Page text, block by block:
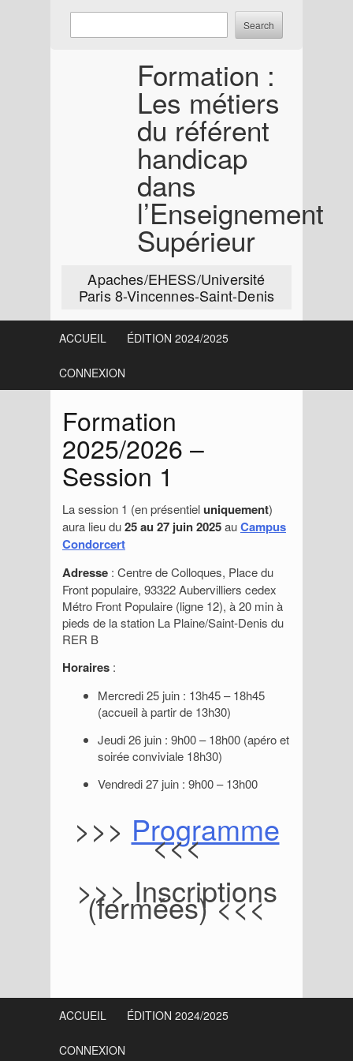
Skip
Formation :
Les métiers
du référent
handicap
dans
l’Enseignement
Supérieur
Apaches/EHESS/Université
Paris 8-Vincennes-Saint-Denis
keywords
ACCUEIL ÉDITION 2024/2025
CONNEXION
Formation
2025/2026 –
Session 1
La session 1 (en présentieluniquement)
aura lieu du25 au 27 juin 2025auCampus
Condorcert
Adresse : Centre de Colloques, Place du
Front populaire, 93322 Aubervilliers cedex
Métro Front Populaire (ligne 12), à 20 min à
pieds de la station La Plaine/Saint-Denis du
RER B
Horaires :
Mercredi 25 juin : 13h45 – 18h45
(accueil à partir de 13h30)
Jeudi 26 juin : 9h00 – 18h00 (apéro et
soirée conviviale 18h30)
Vendredi 27 juin : 9h00 – 13h00
>>> Programme
<<<
>>> Inscriptions
(fermées) <<<
i
d
ACCUEIL ÉDITION 2024/2025
CONNEXION